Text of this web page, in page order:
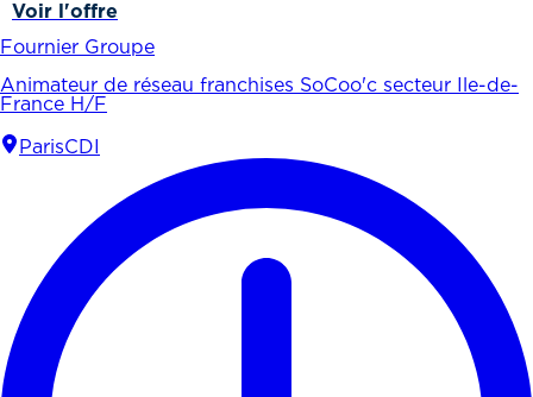
Voir l'offre
Fournier Groupe
Animateur de réseau franchises SoCoo'c secteur Ile-de-
France H/F
ParisCDI